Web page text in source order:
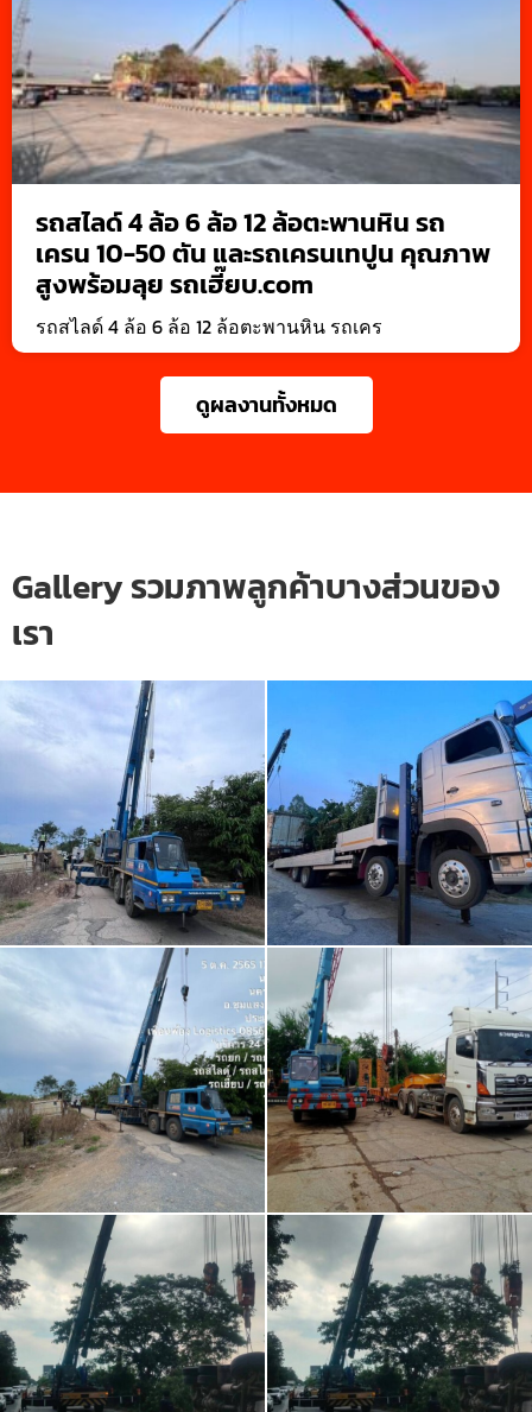
รถสไลด์ 4 ล้อ 6 ล้อ 12 ล้อตะพานหิน รถ
เครน 10-50 ตัน และรถเครนเทปูน คุณภาพ
สูงพร้อมลุย รถเฮี๊ยบ.com
รถสไลด์ 4 ล้อ 6 ล้อ 12 ล้อตะพานหิน รถเคร
ดูผลงานทั้งหมด
Gallery รวมภาพลูกค้าบางส่วนของ
เรา